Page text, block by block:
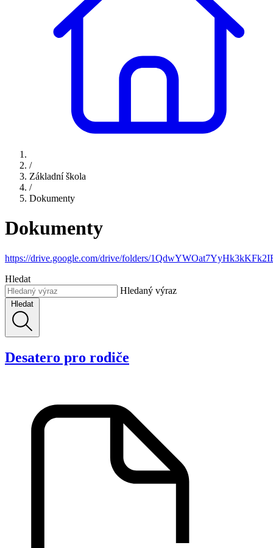
/
Základní škola
/
Dokumenty
Dokumenty
https://drive.google.com/drive/folders/
Hledat
Hledaný výraz
Hledat
Desatero pro rodiče